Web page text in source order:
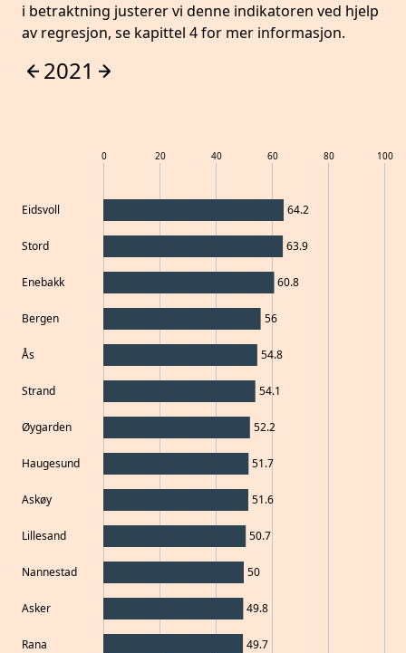
i betraktning justerer vi denne indikatoren ved hjelp
av regresjon, se kapittel 4 for mer informasjon.
2021
Eidsvoll
Stord
Enebakk
Bergen
Ås
Strand
Øygarden
Haugesund
Askøy
Lillesand
Nannestad
Asker
Rana
0 20 40 60 80 100
64.2
63.9
60.8
56
54.8
54.1
52.2
51.7
51.6
50.7
50
49.8
49.7